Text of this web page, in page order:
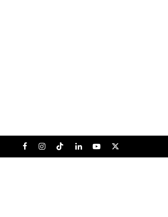
FacebookInstagram
TiktokLinkedInYoutube
X